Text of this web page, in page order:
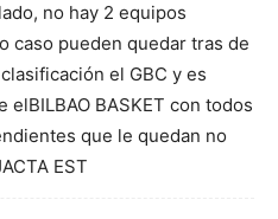
no hay 2 equipos
caso pueden quedar tras de
el GBC y es
elBILBAO BASKET con todos
que le quedan no
EST